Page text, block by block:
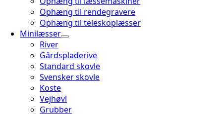
Ophæng til rendegravere
Ophæng til teleskoplæsser
Minilæsser
River
Gårdspladerive
Standard skovle
Svensker skovle
Koste
Vejhøvl
Grubber